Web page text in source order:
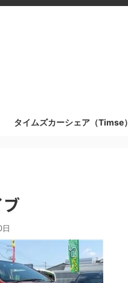
タイムズカーシェア（Timse）
日